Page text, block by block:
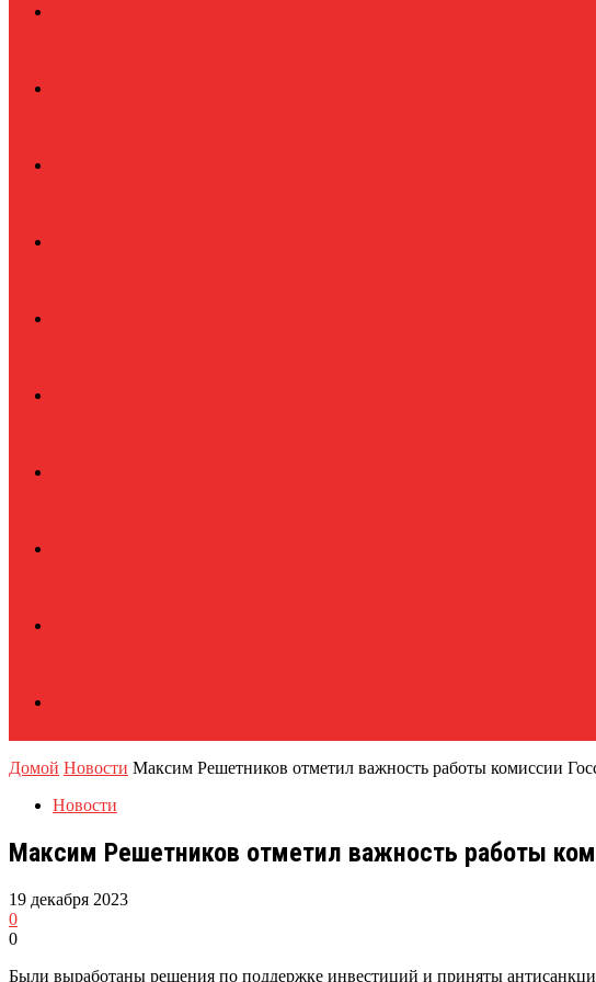
Домой Новости Максим Решетников отметил важность работы комиссии
Новости
Максим Решетников отметил важность работы
19 декабря 2023
0
0
Были выработаны решения по поддержке инвестиций и приняты